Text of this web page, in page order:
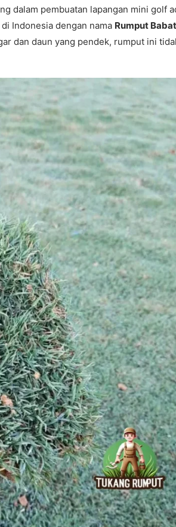
dalam pembuatan lapangan mini golf
Indonesia dengan nama Rumput Babat
dan daun yang pendek, rumput ini